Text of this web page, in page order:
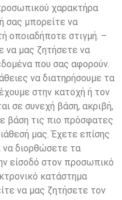
χαρακτήρα
σας μπορείτε να
οποιαδήποτε στιγμή. –
να μας ζητήσετε να
που σας αφορούν.
να διατηρήσουμε τα
στην κατοχή ή τον
σε συνεχή βάση, ακριβή,
βάση τις πιο πρόσφατες
μας. Έχετε επίσης
να διορθώσετε τα
είσοδό στον προσωπικό
κατάστημα
να μας ζητήσετε τον